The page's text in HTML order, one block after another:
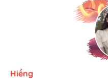
Hiềng
Ngọc Dung
Tâm